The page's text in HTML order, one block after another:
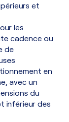
et
les
cadence ou
de
en
avec un
du
inférieur des